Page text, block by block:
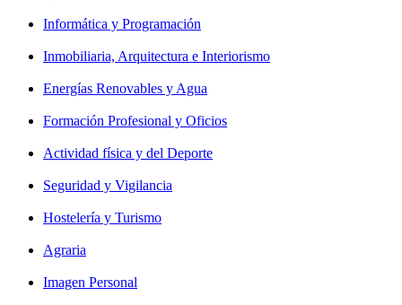
Informática y Programación
Inmobiliaria, Arquitectura e Interiorismo
Energías Renovables y Agua
Formación Profesional y Oficios
Actividad física y del Deporte
Seguridad y Vigilancia
Hostelería y Turismo
Agraria
Imagen Personal